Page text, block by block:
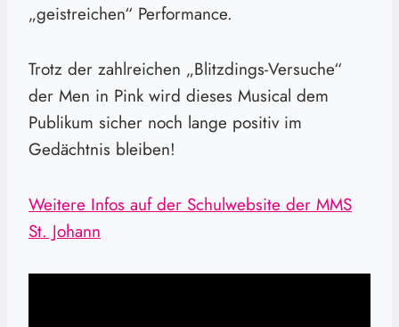
„geistreichen“ Performance.
Trotz der zahlreichen „Blitzdings-Versuche“
der Men in Pink wird dieses Musical dem
Publikum sicher noch lange positiv im
Gedächtnis bleiben!
Weitere Infos auf der Schulwebsite der MMS
St. Johann